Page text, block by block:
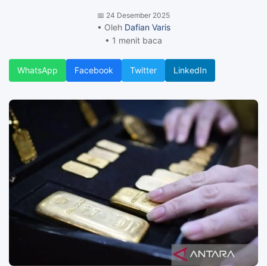
📅 24 Desember 2025
• Oleh Dafian Varis
• 1 menit baca
WhatsApp Facebook Twitter LinkedIn